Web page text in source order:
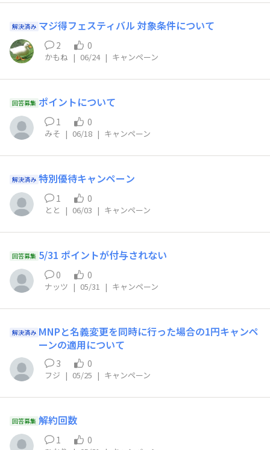
解決済み マジ得フェスティバル 対象条件について
2 0
かもね | 06/24 | キャンペーン
回答募集 ポイントについて
1 0
みそ | 06/18 | キャンペーン
解決済み 特別優待キャンペーン
1 0
とと | 06/03 | キャンペーン
回答募集 5/31 ポイントが付与されない
0 0
ナッツ | 05/31 | キャンペーン
解決済み MNPと名義変更を同時に行った場合の1円キャンペ
ーンの適用について
3 0
フジ | 05/25 | キャンペーン
回答募集 解約回数
1 0